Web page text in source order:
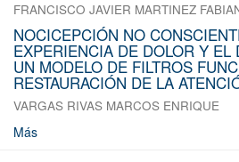
FRANCISCO JAVIER MARTINEZ
NOCICEPCIÓN NO
EXPERIENCIA DE DOLOR Y EL
UN MODELO DE FILTROS
RESTAURACIÓN DE LA
VARGAS RIVAS MARCOS ENRIQUE
Más